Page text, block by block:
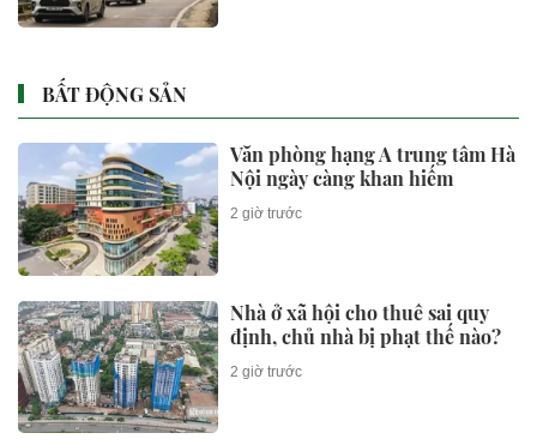
BẤT ĐỘNG SẢN
Văn phòng hạng A trung tâm Hà
Nội ngày càng khan hiếm
2 giờ trước
Nhà ở xã hội cho thuê sai quy
định, chủ nhà bị phạt thế nào?
2 giờ trước